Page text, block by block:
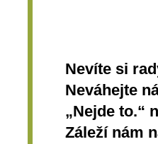
Nevíte si
Neváhejte
„Nejde to.“
Záleží nám